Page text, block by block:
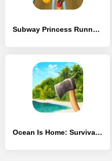
Subway Princess Runner - [Взлом/МОД Unlocked]
Ocean Is Home: Survival Island - [Взлом/МОД Много денег]